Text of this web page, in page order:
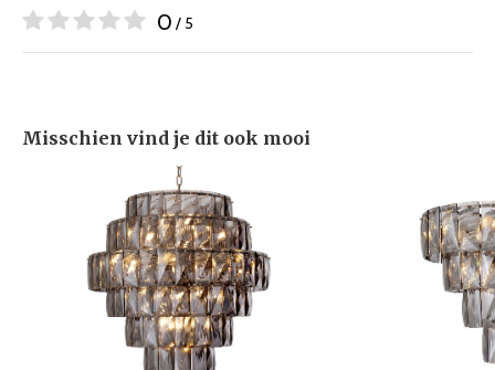
0 / 5
Misschien vind je dit ook mooi